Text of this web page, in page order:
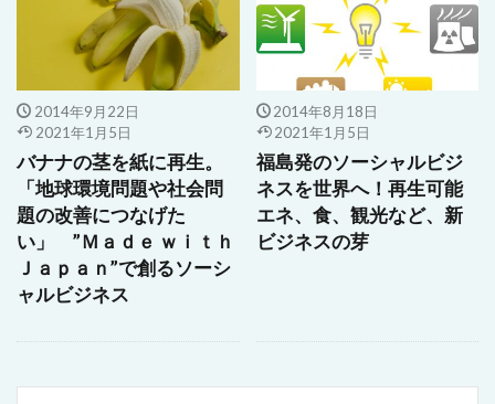
2014年9月22日
2021年1月5日
バナナの茎を紙に再生。
「地球環境問題や社会問
題の改善につなげた
い」 ”Ｍａｄｅ ｗｉｔｈ
Ｊａｐａｎ”で創るソーシ
ャルビジネス
2014年8月18日
2021年1月5日
福島発のソーシャルビジ
ネスを世界へ！再生可能
エネ、食、観光など、新
ビジネスの芽